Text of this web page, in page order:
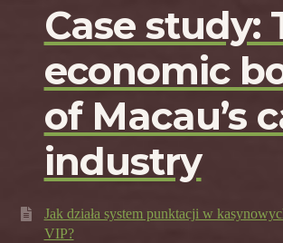
Case study:
economic
of Macau’s
industry
Jak działa system punktacji w
VIP?